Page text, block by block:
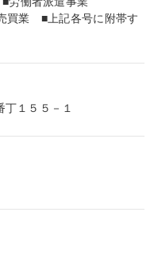
買業　■上記各号に附帯す
１５５－１